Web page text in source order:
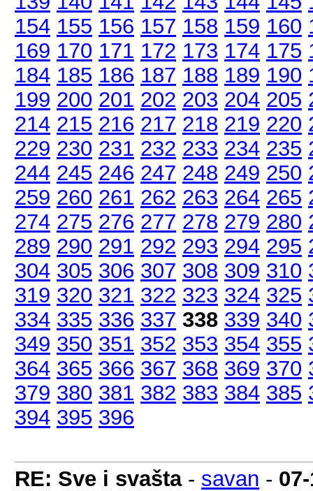
154 155 156 157 158 159 160
169 170 171 172 173 174 175
184 185 186 187 188 189 190
199 200 201 202 203 204 205
214 215 216 217 218 219 220
229 230 231 232 233 234 235
244 245 246 247 248 249 250
259 260 261 262 263 264 265
274 275 276 277 278 279 280
289 290 291 292 293 294 295
304 305 306 307 308 309 310
319 320 321 322 323 324 325
334 335 336 337 338 339 340
349 350 351 352 353 354 355
364 365 366 367 368 369 370
379 380 381 382 383 384 385
394 395 396
RE: Sve i svašta- savan -